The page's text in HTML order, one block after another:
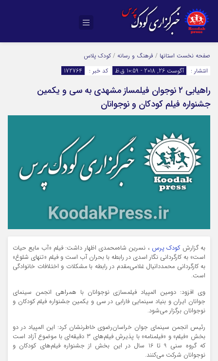
صفحه نخست استانها / فرهنگ و رسانه / کودک پلاس
انتشار :
آگوست 26, 2018 - 10:59 ق.ظ کد خبر : 172764
راهیابی ۲ نوجوان فیلمساز مشهدی به سی و یکمین
جشنواره فیلم کودکان و نوجوانان
به گزارشکودک پرس ، نسرین شاه‌محمدی اظهار داشت: فیلم «آب مایع حیات
است» به کارگردانی نگار اسدی در رابطه با بحران آب است و فیلم «تنهای شلوغ»
به کارگردانی محمددانیال غلامی‌مقدم در رابطه با مشکلات و اختلافات خانوادگی
است.
وی افزود: دومین المپیاد فیلمسازی نوجوانان با همراهی انجمن سینمای
جوانان ایران و بنیاد سینمایی فارابی در سی و یکمین جشنواره فیلم کودکان و
نوجوانان برگزار می‌شود.
رئیس انجمن سینمای جوان خراسان‌رضوی خاطرنشان کرد: این المپیاد در دو
بخش «فیلم» و «فیلمنامه» با پذیرش فیلم‌های 3 دقیقه‌ای با موضوع آزاد است
که گروه سنی 9 تا 16 سال در این بخش از جشنواره فیلم‌های کودکان و
نوجوانان شرکت می‌کنند.